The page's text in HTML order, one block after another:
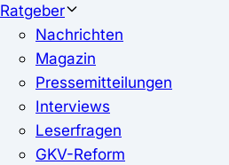
Ratgeber
Nachrichten
Magazin
Pressemitteilungen
Interviews
Leserfragen
GKV-Reform